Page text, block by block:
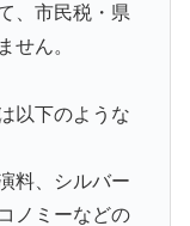
、市民税・県
せん。
以下のような
料、シルバー
ノミーなどの